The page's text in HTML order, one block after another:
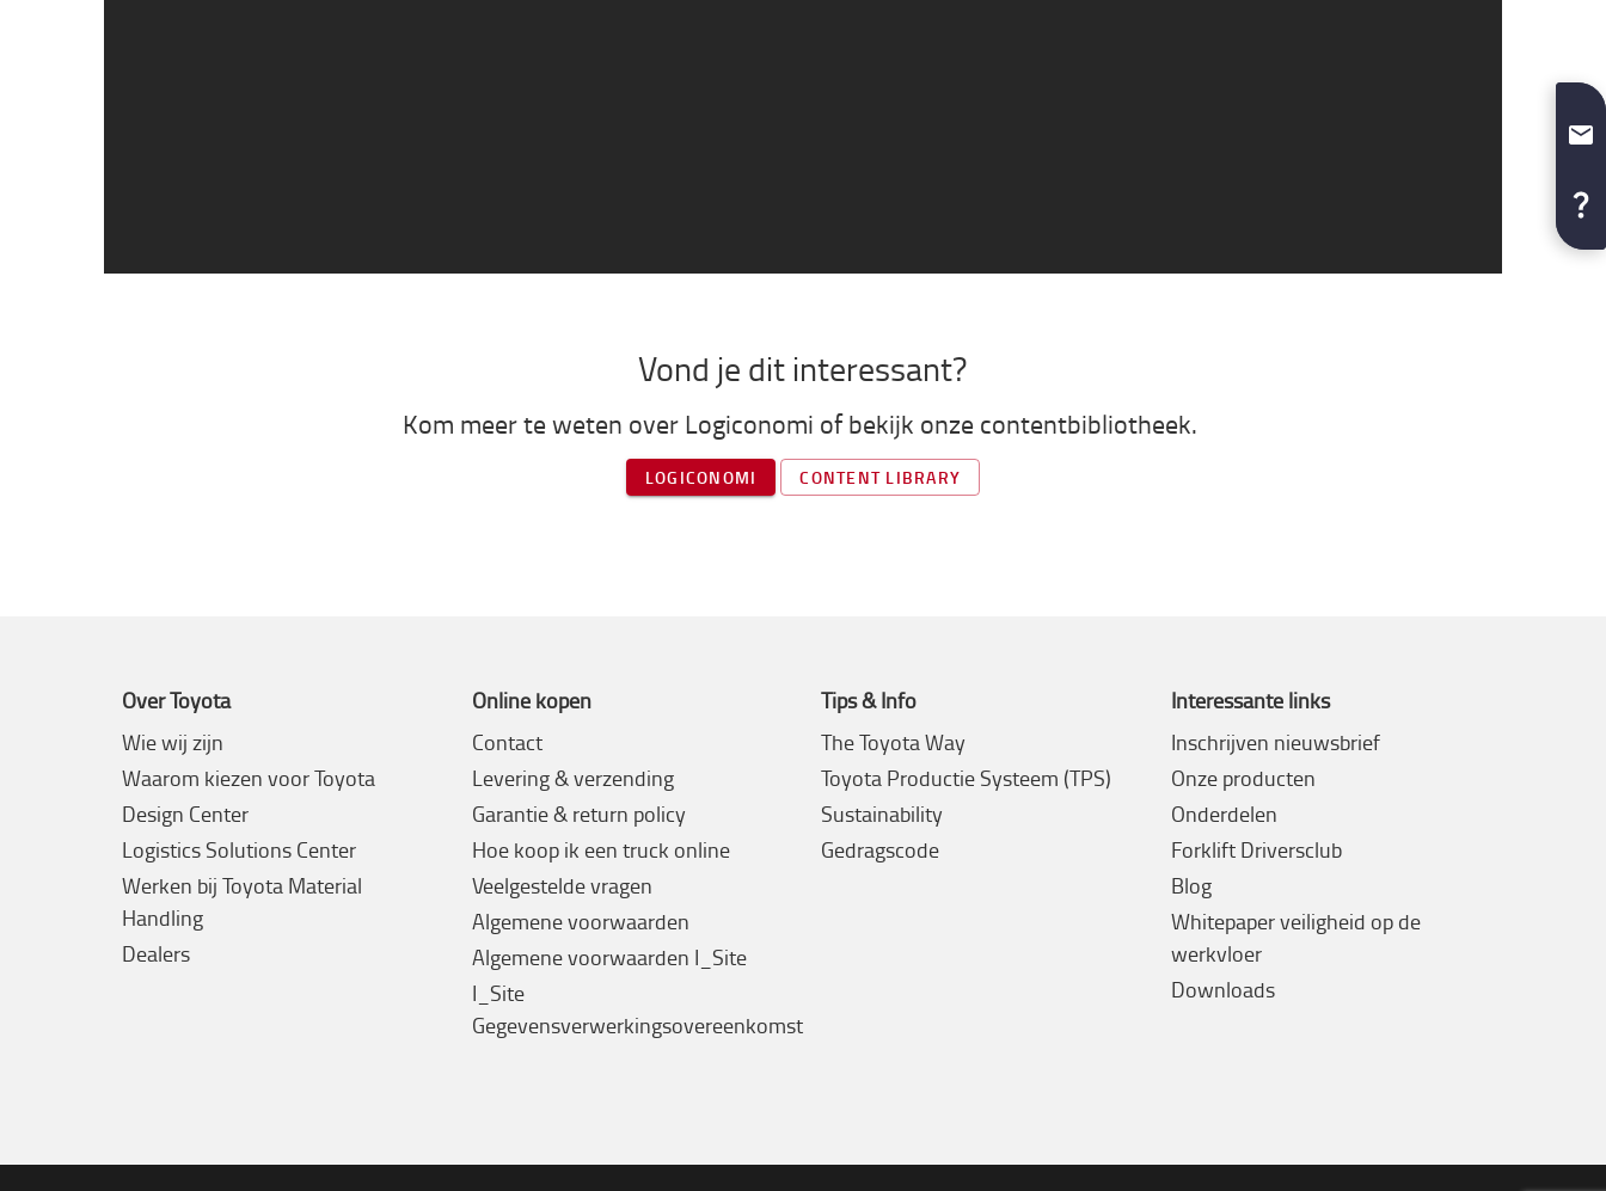
Vond je dit interessant?
Kom meer te weten over Logiconomi of bekijk onze contentbibliotheek.
LOGICONOMI CONTENT LIBRARY
Over Toyota
Wie wij zijn
Waarom kiezen voor Toyota
Design Center
Logistics Solutions Center
Werken bij Toyota Material
Handling
Dealers
Online kopen
Contact
Levering & verzending
Garantie & return policy
Hoe koop ik een truck online
Veelgestelde vragen
Algemene voorwaarden
Algemene voorwaarden I_Site
I_Site
Gegevensverwerkingsovereenkomst
Tips & Info
The Toyota Way
Toyota Productie Systeem (TPS)
Sustainability
Gedragscode
Interessante links
Inschrijven nieuwsbrief
Onze producten
Onderdelen
Forklift Driversclub
Blog
Whitepaper veiligheid op de
werkvloer
Downloads